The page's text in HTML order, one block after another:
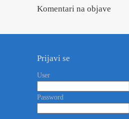
Komentari na objave
Prijavi se
User
Password